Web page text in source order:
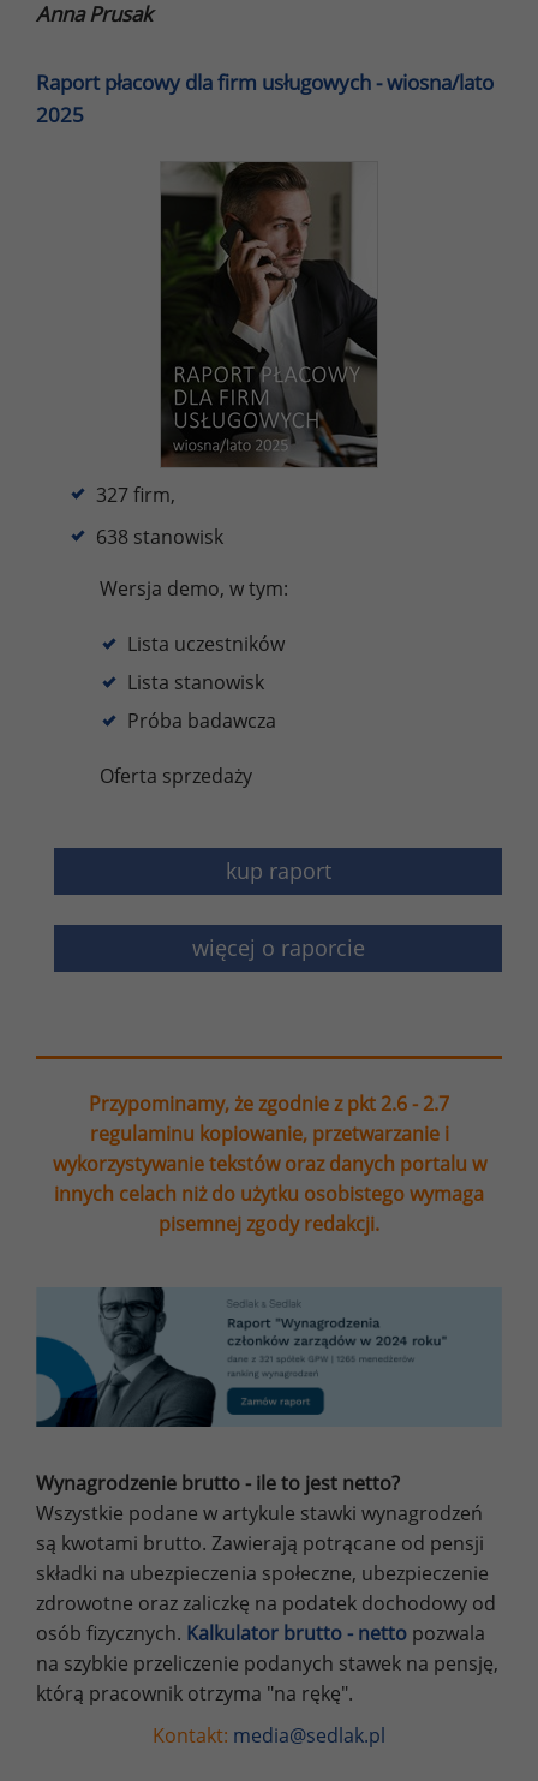
Anna Prusak
Raport płacowy dla firm usługowych - wiosna/lato
2025
327 firm,
638 stanowisk
Wersja demo, w tym:
Lista uczestników
Lista stanowisk
Próba badawcza
Oferta sprzedaży
kup raport
więcej o raporcie
Przypominamy, że zgodnie z pkt 2.6 - 2.7
regulaminu kopiowanie, przetwarzanie i
wykorzystywanie tekstów oraz danych portalu w
innych celach niż do użytku osobistego wymaga
pisemnej zgody redakcji.
Wynagrodzenie brutto - ile to jest netto?
Wszystkie podane w artykule stawki wynagrodzeń
są kwotami brutto. Zawierają potrącane od pensji
składki na ubezpieczenia społeczne, ubezpieczenie
zdrowotne oraz zaliczkę na podatek dochodowy od
osób fizycznych. Kalkulator brutto - netto pozwala
na szybkie przeliczenie podanych stawek na pensję,
którą pracownik otrzyma "na rękę".
Kontakt: media@sedlak.pl